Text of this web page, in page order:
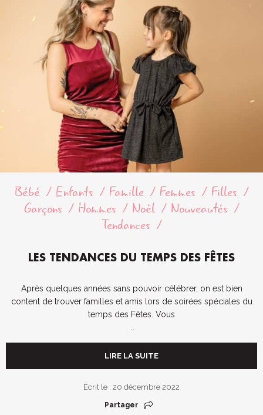
Bébé Enfants Famille Femmes
Filles
Garçons
Hommes Noël
Nouveautés
Tendances
LES TENDANCES DU TEMPS DES FÊTES
Après quelques années sans pouvoir célébrer, on est bien
content de trouver familles et amis lors de soirées spéciales du
temps des Fêtes. Vous
LIRE LA SUITE
Écrit le : 20 décembre 2022
Partager